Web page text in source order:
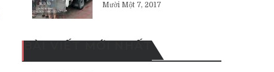
Mười Một 7, 2017
BÀI VIẾT MỚI NHẤT